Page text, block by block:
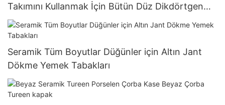
Takımını Kullanmak İçin Bütün Düz Dikdörtgen
Seramik Bulaşık Plakaları
Seramik Tüm Boyutlar Düğünler için Altın Jant
Dökme Yemek Tabakları